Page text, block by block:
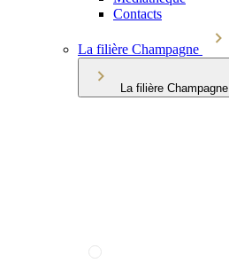
Contacts
La filière Champagne
La filière Champagne